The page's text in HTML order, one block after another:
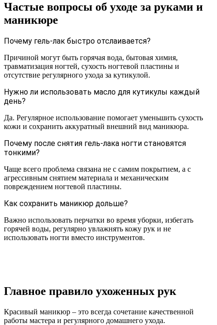
Частые вопросы об уходе за руками и
маникюре
Почему гель-лак быстро отслаивается?
Причиной могут быть горячая вода, бытовая химия,
травматизация ногтей, сухость ногтевой пластины и
отсутствие регулярного ухода за кутикулой.
Нужно ли использовать масло для кутикулы каждый
день?
Да. Регулярное использование помогает уменьшить сухость
кожи и сохранить аккуратный внешний вид маникюра.
Почему после снятия гель-лака ногти становятся
тонкими?
Чаще всего проблема связана не с самим покрытием, а с
агрессивным снятием материала и механическим
повреждением ногтевой пластины.
Как сохранить маникюр дольше?
Важно использовать перчатки во время уборки, избегать
горячей воды, регулярно увлажнять кожу рук и не
использовать ногти вместо инструментов.
Главное правило ухоженных рук
Красивый маникюр – это всегда сочетание качественной
работы мастера и регулярного домашнего ухода.